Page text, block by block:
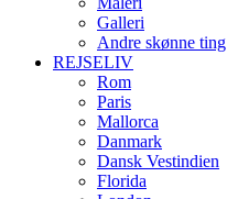
Galleri
Andre skønne ting
REJSELIV
Rom
Paris
Mallorca
Danmark
Dansk Vestindien
Florida